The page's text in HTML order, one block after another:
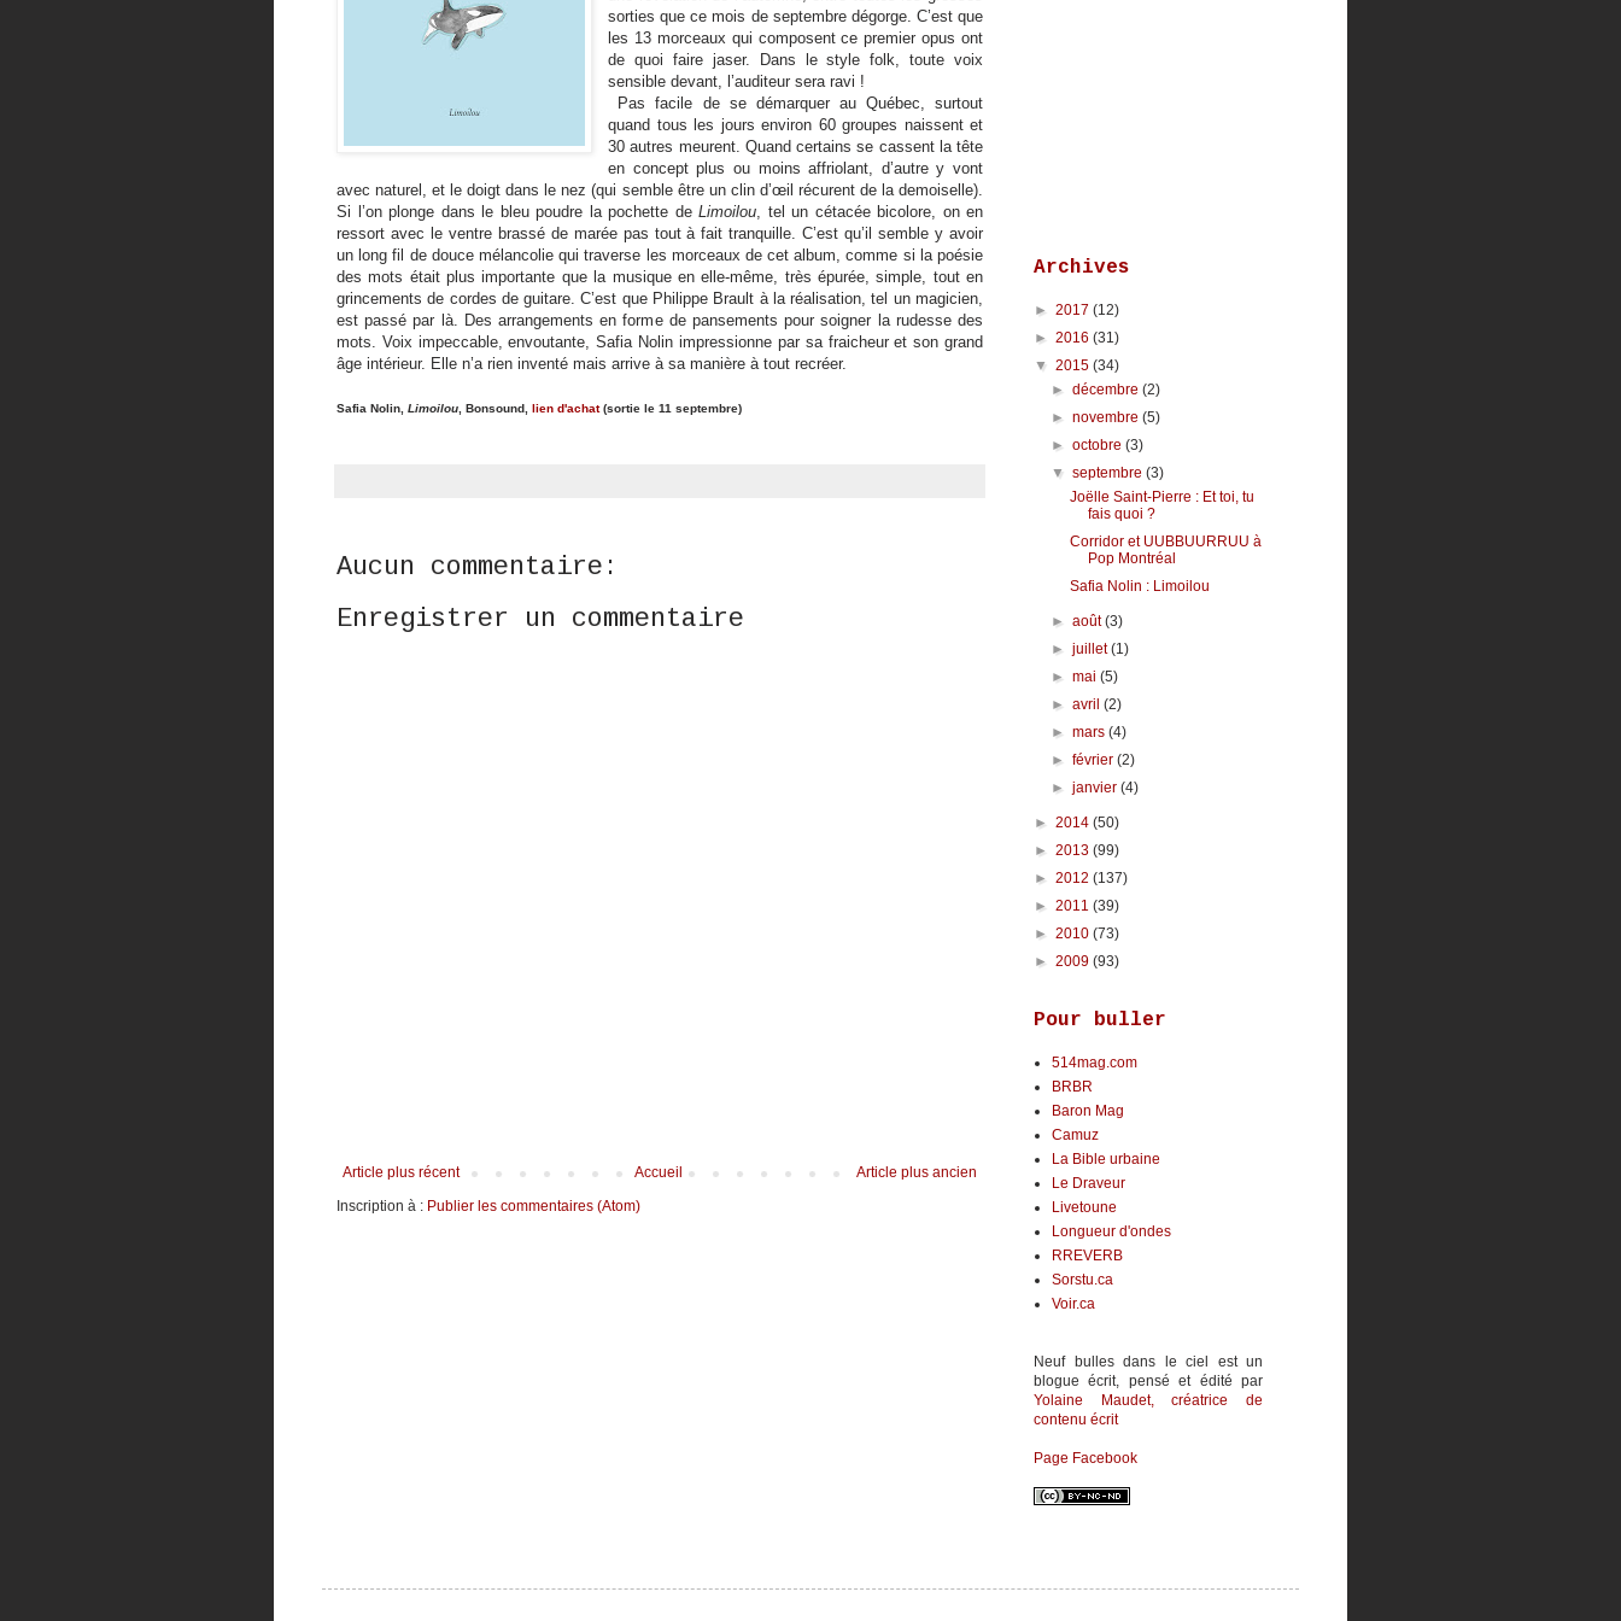
sorties que ce mois de septembre dégorge. C’est que
les 13 morceaux qui composent ce premier opus ont
de quoi faire jaser. Dans le style folk, toute voix
sensible devant, l’auditeur sera ravi !
Pas facile de se démarquer au Québec, surtout
quand tous les jours environ 60 groupes naissent et
30 autres meurent. Quand certains se cassent la tête
en concept plus ou moins affriolant, d’autre y vont
avec naturel, et le doigt dans le nez (qui semble être un clin d’œil récurent de la demoiselle).
Si l’on plonge dans le bleu poudre la pochette de Limoilou, tel un cétacée bicolore, on en
ressort avec le ventre brassé de marée pas tout à fait tranquille. C’est qu’il semble y avoir
un long fil de douce mélancolie qui traverse les morceaux de cet album, comme si la poésie
des mots était plus importante que la musique en elle-même, très épurée, simple, tout en
grincements de cordes de guitare. C’est que Philippe Brault à la réalisation, tel un magicien,
est passé par là. Des arrangements en forme de pansements pour soigner la rudesse des
mots. Voix impeccable, envoutante, Safia Nolin impressionne par sa fraicheur et son grand
âge intérieur. Elle n’a rien inventé mais arrive à sa manière à tout recréer.
Safia Nolin, Limoilou , Bonsound, lien d'achat(sortie le 11 septembre)
Aucun commentaire:
Enregistrer un commentaire
Article plus récent Article plus ancien
Accueil
Inscription à : Publier les commentaires (Atom)
Archives
► 2017 (12)
► 2016 (31)
▼ 2015 (34)
►décembre(2)
►novembre(5)
►octobre(3)
▼septembre(3)
Joëlle Saint-Pierre : Et toi, tu
fais quoi ?
Corridor et UUBBUURRUU à
Pop Montréal
Safia Nolin : Limoilou
►août(3)
►juillet(1)
►mai(5)
►avril(2)
►mars(4)
►février(2)
►janvier(4)
► 2014 (50)
► 2013 (99)
► 2012 (137)
► 2011 (39)
► 2010 (73)
► 2009 (93)
Pour buller
514mag.com
BRBR
Baron Mag
Camuz
La Bible urbaine
Le Draveur
Livetoune
Longueur d'ondes
RREVERB
Sorstu.ca
Voir.ca
Neuf bulles dans le ciel est un
blogue écrit, pensé et édité par
Yolaine Maudet, créatrice de
contenu écrit
Page Facebook